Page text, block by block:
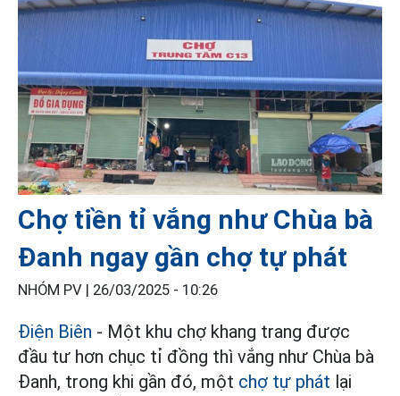
Chợ tiền tỉ vắng như Chùa bà
Đanh ngay gần chợ tự phát
NHÓM PV | 26/03/2025 - 10:26
Điện Biên - Một khu chợ khang trang được
đầu tư hơn chục tỉ đồng thì vắng như Chùa bà
Đanh, trong khi gần đó, một chợ tự phát lại